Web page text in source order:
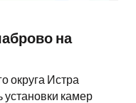
на
округа Истра
установки камер